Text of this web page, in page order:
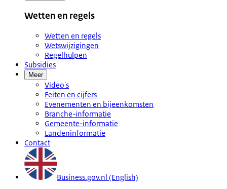
Wetten en regels
Wetten en regels
Wetswijzigingen
Regelhulpen
Subsidies
Meer
Video's
Feiten en cijfers
Evenementen en bijeenkomsten
Branche-informatie
Gemeente-informatie
Landeninformatie
Contact
Business.gov.nl (English)